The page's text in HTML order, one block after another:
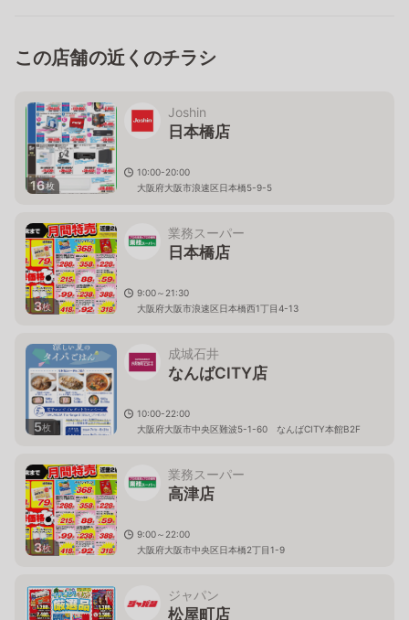
この店舗の近くのチラシ
16枚
Joshin
日本橋店
10:00-20:00
大阪府大阪市浪速区日本橋5-9-5
3枚
業務スーパー
日本橋店
9:00～21:30
大阪府大阪市浪速区日本橋西1丁目4-13
5枚
成城石井
なんばCITY店
10:00-22:00
大阪府大阪市中央区難波5-1-60 なんばCITY本館B2F
3枚
業務スーパー
高津店
9:00～22:00
大阪府大阪市中央区日本橋2丁目1-9
ジャパン
松屋町店